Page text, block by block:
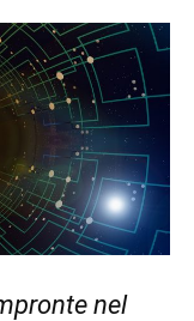
nel